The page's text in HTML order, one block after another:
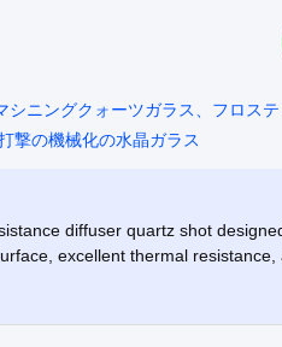
ニングクォーツガラス、フロス
撃の機械化の水晶ガラス
diffuser quartz shot
excellent thermal